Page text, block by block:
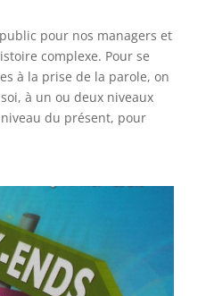
pour nos managers et
complexe. Pour se
à la prise de la parole, on
à un ou deux niveaux
du présent, pour